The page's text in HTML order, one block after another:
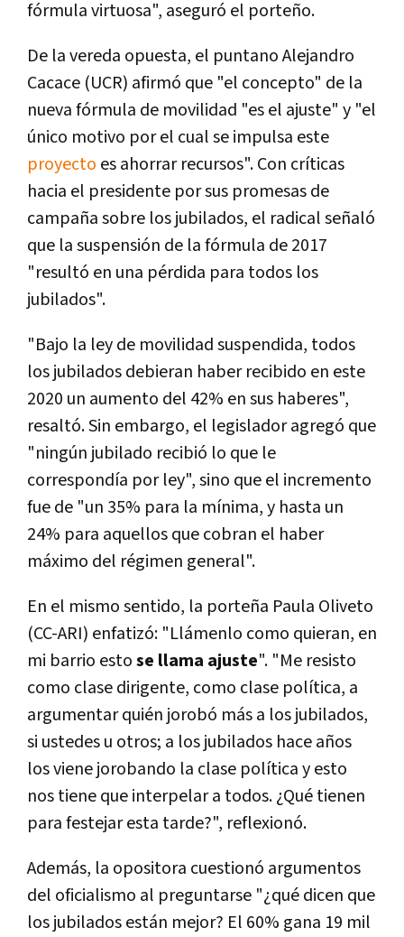
fórmula virtuosa", aseguró el porteño.
De la vereda opuesta, el puntano Alejandro
Cacace (UCR) afirmó que "el concepto" de la
nueva fórmula de movilidad "es el ajuste" y "el
único motivo por el cual se impulsa este
proyecto es ahorrar recursos". Con críticas
hacia el presidente por sus promesas de
campaña sobre los jubilados, el radical señaló
que la suspensión de la fórmula de 2017
"resultó en una pérdida para todos los
jubilados".
"Bajo la ley de movilidad suspendida, todos
los jubilados debieran haber recibido en este
2020 un aumento del 42% en sus haberes",
resaltó. Sin embargo, el legislador agregó que
"ningún jubilado recibió lo que le
correspondía por ley", sino que el incremento
fue de "un 35% para la mínima, y hasta un
24% para aquellos que cobran el haber
máximo del régimen general".
En el mismo sentido, la porteña Paula Oliveto
(CC-ARI) enfatizó: "Llámenlo como quieran, en
mi barrio estose llama ajuste". "Me resisto
como clase dirigente, como clase política, a
argumentar quién jorobó más a los jubilados,
si ustedes u otros; a los jubilados hace años
los viene jorobando la clase política y esto
nos tiene que interpelar a todos. ¿Qué tienen
para festejar esta tarde?", reflexionó.
Además, la opositora cuestionó argumentos
del oficialismo al preguntarse "¿qué dicen que
los jubilados están mejor? El 60% gana 19 mil